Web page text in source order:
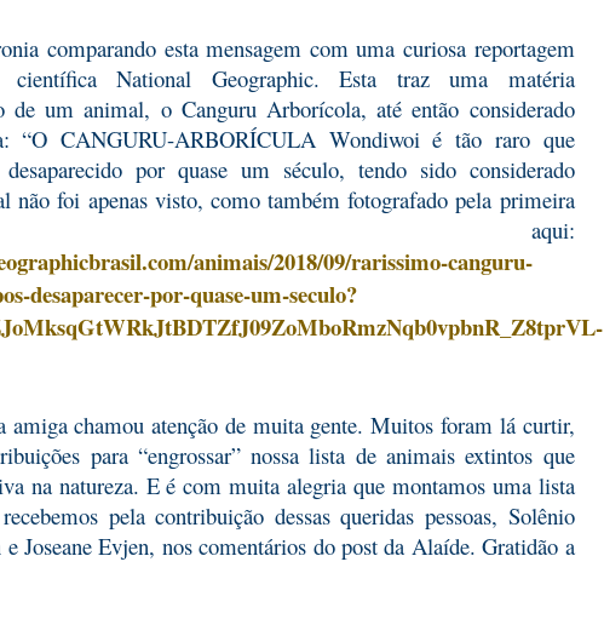
comparando esta mensagem com uma curiosa reportagem
científica National Geographic. Esta traz uma matéria
de um animal, o Canguru Arborícola, até então considerado
“O CANGURU-ARBORÍCULA Wondiwoi é tão raro que
desaparecido por quase um século, tendo sido considerado
não foi apenas visto, como também fotografado pela primeira
aqui:
animais/2018/09/rarissimo-canguru-
desaparecer-por-quase-um-seculo?
amiga chamou atenção de muita gente. Muitos foram lá curtir,
para “engrossar” nossa lista de animais extintos que
na natureza. E é com muita alegria que montamos uma lista
pela contribuição dessas queridas pessoas, Solênio
Joseane Evjen, nos comentários do post da Alaíde. Gratidão a